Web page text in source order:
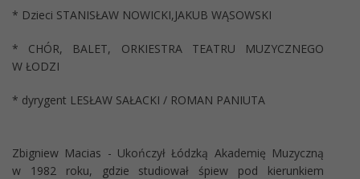
* Dzieci STANISŁAW NOWICKI,JAKUB WĄSOWSKI
* CHÓR, BALET, ORKIESTRA TEATRU MUZYCZNEGO
W ŁODZI
* dyrygent LESŁAW SAŁACKI / ROMAN PANIUTA
Zbigniew Macias - Ukończył Łódzką Akademię Muzyczną
w 1982 roku, gdzie studiował śpiew pod kierunkiem